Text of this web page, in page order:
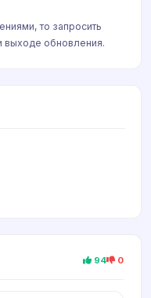
то запросить
выходе обновления.
94 0